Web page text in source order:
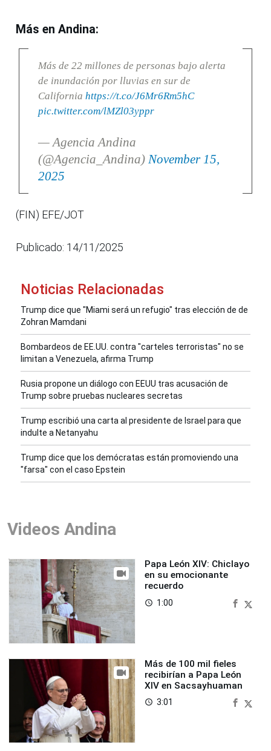
Más en Andina:
Más de 22 millones de personas bajo alerta
de inundación por lluvias en sur de
California https://t.co/J6Mr6Rm5hC
pic.twitter.com/lMZl03yppr
— Agencia Andina
(@Agencia_Andina) November 15,
2025
(FIN) EFE/JOT
Publicado: 14/11/2025
Noticias Relacionadas
Trump dice que "Miami será un refugio" tras elección de de
Zohran Mamdani
Bombardeos de EE.UU. contra "carteles terroristas" no se
limitan a Venezuela, afirma Trump
Rusia propone un diálogo con EEUU tras acusación de
Trump sobre pruebas nucleares secretas
Trump escribió una carta al presidente de Israel para que
indulte a Netanyahu
Trump dice que los demócratas están promoviendo una
"farsa" con el caso Epstein
Videos Andina
Papa León XIV: Chiclayo
en su emocionante
recuerdo
access_time 1:00
Más de 100 mil fieles
recibirían a Papa León
XIV en Sacsayhuaman
access_time 3:01